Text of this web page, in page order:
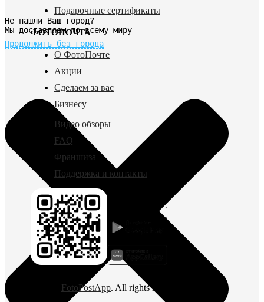
Не нашли Ваш город?
Мы доставляем по всему миру
Продолжить без города
Подарочные сертификаты
ФОТОПОЧТА
О ФотоПочте
Акции
Сделаем за вас
Бизнесу
Видео обзоры
FAQ
Франшиза
Поддержка и контакты
FotoPostApp. All rights reserved